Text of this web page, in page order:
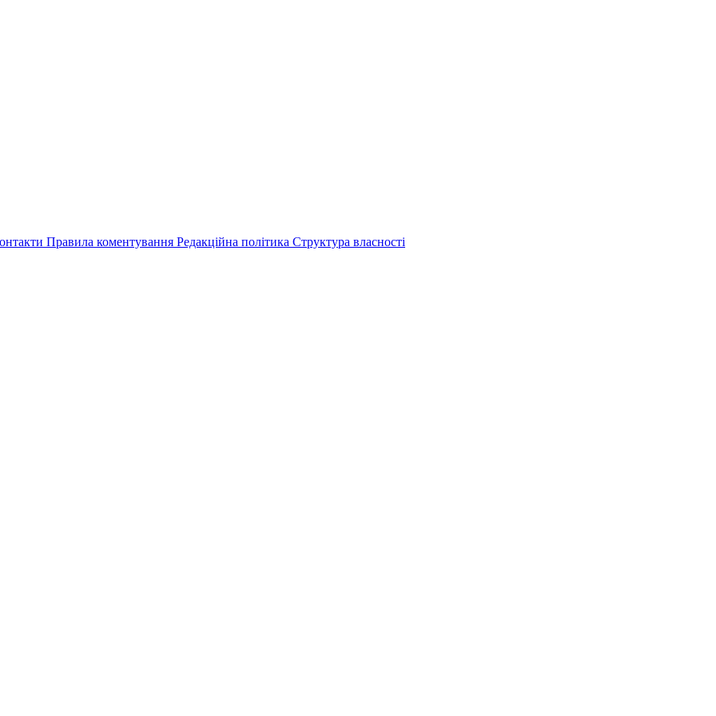
Правила коментування Редакційна політика Структура власності